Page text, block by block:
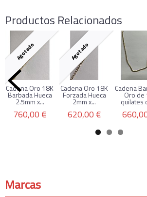
Marcas
Productos Relacionados
Agotado
Cadena Oro 18K
Barbada Hueca
2.5mm x...
760,00 €
Agotado
Cadena Oro 18K
Forzada Hueca
2mm x...
620,00 €
Cadena
Oro de
quilates